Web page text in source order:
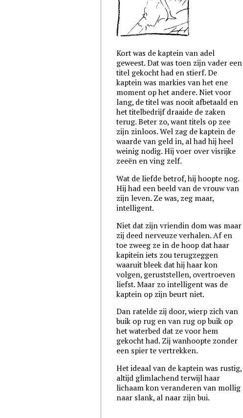
Kort was de kaptein van adel
geweest. Dat was toen zijn vader een
titel gekocht had en stierf. De
kaptein was markies van het ene
moment op het andere. Niet voor
lang, de titel was nooit afbetaald en
het titelbedrijf draaide de zaken
terug. Beter zo, want titels op zee
zijn zinloos. Wel zag de kaptein de
waarde van geld in, al had hij heel
weinig nodig. Hij voer over visrijke
zeeën en ving zelf.
Wat de liefde betrof, hij hoopte nog.
Hij had een beeld van de vrouw van
zijn leven. Ze was, zeg maar,
intelligent.
Niet dat zijn vriendin dom was maar
zij deed nerveuze verhalen. Af en
toe zweeg ze in de hoop dat haar
kapitein iets zou terugzeggen
waaruit bleek dat hij haar kon
volgen, geruststellen, overtroeven
liefst. Maar zo intelligent was de
kaptein op zijn beurt niet.
Dan ratelde zij door, wierp zich van
buik op rug en van rug op buik op
het waterbed dat ze voor hem
gekocht had. Zij wanhoopte zonder
een spier te vertrekken.
Het ideaal van de kaptein was rustig,
altijd glimlachend terwijl haar
lichaam kon veranderen van mollig
naar slank, al naar zijn bui.